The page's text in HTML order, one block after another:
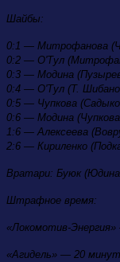
Шайбы:
0:1 — Митрофанова
0:2 — О'Тул
0:3 — Модина
0:4 — О'Тул (Т.
0:5 — Чупкова
0:6 — Модина
1:6 — Алексеева
2:6 — Кириленко
Вратари: Буюк
Штрафное время:
«Локомотив-
«Агидель» — 20 минут.